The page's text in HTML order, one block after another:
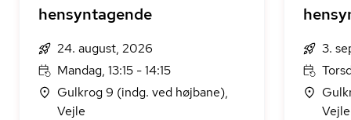
hensyntagende
24. august, 2026
Mandag, 13:15 - 14:15
Gulkrog 9 (indg. ved højbane),
Vejle
3.
Vejle